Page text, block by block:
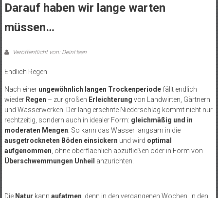
Darauf haben wir lange warten
müssen…
Veröffentlicht von: DeinHaan
Endlich Regen
Nach einer ungewöhnlich langen Trockenperiodefällt endlich
wieder Regen – zur großen Erleichterung von Landwirten, Gärtnern
und Wasserwerken. Der lang ersehnte Niederschlag kommt nicht nur
rechtzeitig, sondern auch in idealer Form: gleichmäßig und in
moderaten Mengen . So kann das Wasser langsam in die
ausgetrockneten Böden einsickern und wird optimal
aufgenommen , ohne oberflächlich abzufließen oder in Form von
Überschwemmungen Unheil anzurichten.
Die Natur kann aufatmen , denn in den vergangenen Wochen, in den